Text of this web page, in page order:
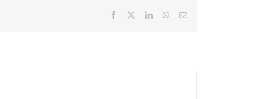
Facebook LinkedInWhatsApp
Email